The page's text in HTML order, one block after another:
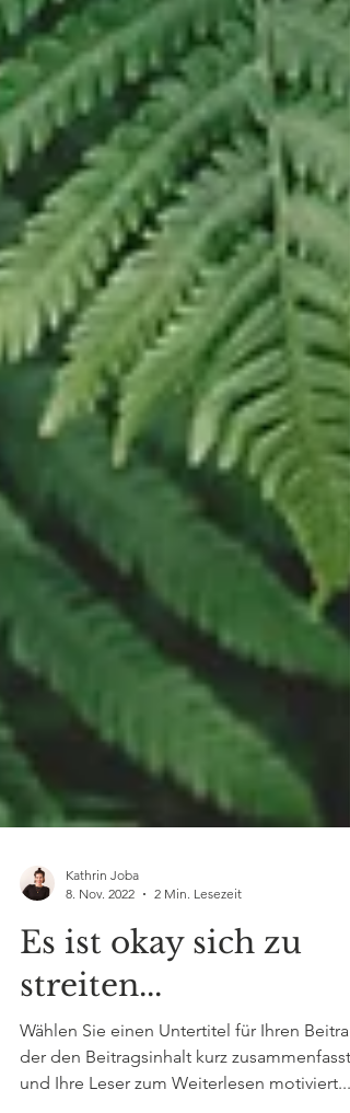
Kathrin Joba
8. Nov. 2022
2 Min. Lesezeit
Es ist okay sich zu
streiten...
Wählen Sie einen Untertitel für Ihren